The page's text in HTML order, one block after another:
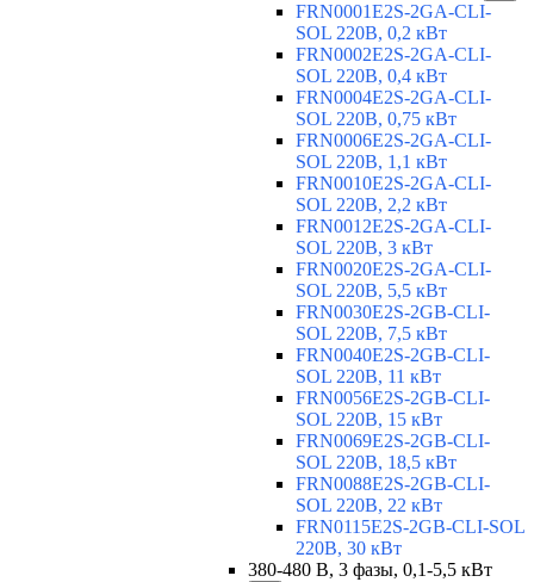
FRN0001E2S-2GA-CLI-
SOL 220В, 0,2 кВт
FRN0002E2S-2GA-CLI-
SOL 220В, 0,4 кВт
FRN0004E2S-2GA-CLI-
SOL 220В, 0,75 кВт
FRN0006E2S-2GA-CLI-
SOL 220В, 1,1 кВт
FRN0010E2S-2GA-CLI-
SOL 220В, 2,2 кВт
FRN0012E2S-2GA-CLI-
SOL 220В, 3 кВт
FRN0020E2S-2GA-CLI-
SOL 220В, 5,5 кВт
FRN0030E2S-2GB-CLI-
SOL 220В, 7,5 кВт
FRN0040E2S-2GB-CLI-
SOL 220В, 11 кВт
FRN0056E2S-2GB-CLI-
SOL 220В, 15 кВт
FRN0069E2S-2GB-CLI-
SOL 220В, 18,5 кВт
FRN0088E2S-2GB-CLI-
SOL 220В, 22 кВт
FRN0115E2S-2GB-CLI-SOL
220В, 30 кВт
380-480 В, 3 фазы, 0,1-5,5 кВт